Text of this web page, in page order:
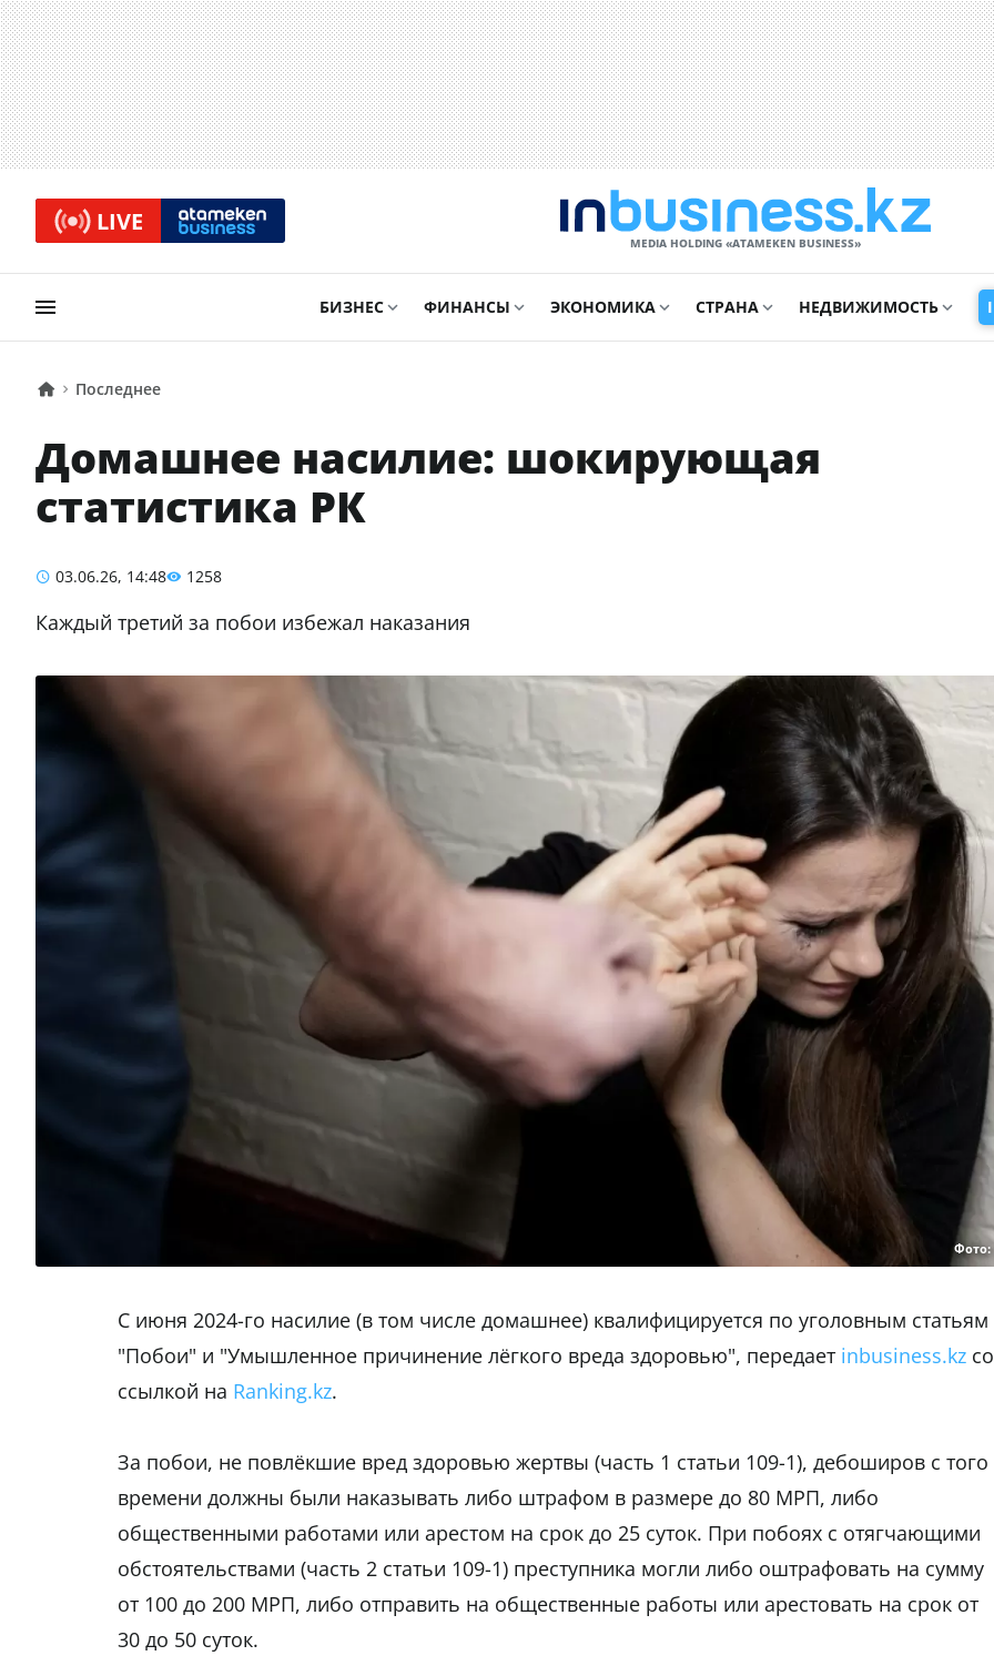
LIVE
MEDIA HOLDING «ATAMEKЕN BUSINESS»
БИЗНЕС ФИНАНСЫ ЭКОНОМИКА СТРАНА НЕДВИЖИМОСТЬ
Последнее
Домашнее насилие: шокирующая
статистика РК
03.06.26, 14:48 1258
Каждый третий за побои избежал наказания
Фото:
С июня 2024-го насилие (в том числе домашнее) квалифицируется по уголовным статьям
"Побои" и "Умышленное причинение лёгкого вреда здоровью", передает inbusiness.kz со
ссылкой на Ranking.kz.
За побои, не повлёкшие вред здоровью жертвы (часть 1 статьи 109-1), дебоширов с того
времени должны были наказывать либо штрафом в размере до 80 МРП, либо
общественными работами или арестом на срок до 25 суток. При побоях с отягчающими
обстоятельствами (часть 2 статьи 109-1) преступника могли либо оштрафовать на сумму
от 100 до 200 МРП, либо отправить на общественные работы или арестовать на срок от
30 до 50 суток.